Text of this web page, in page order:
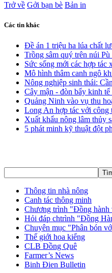
Trở về Gởi bạn bè Bản in
Các tin khác
Đề án 1 triệu ha lúa chất
Trồng sâm quý trên núi
Sức sống mới các hợp tác
Mô hình thâm canh ngô
Nông nghiệp sinh thái:
Cây mận - đòn bẩy kinh
Quảng Ninh vào vụ thu
Long An hợp tác với công
Xuất khẩu nông lâm thủy
5 phát minh kỹ thuật đột
Thông tin nhà nông
Canh tác thông minh
Chương trình "Đồng hành
Hỏi đáp chtrình "Đồng
Chuyên mục "Phân bón
Thế giới hoa kiểng
CLB Đồng Quê
Farmer’s News
Binh Đien Bulletin